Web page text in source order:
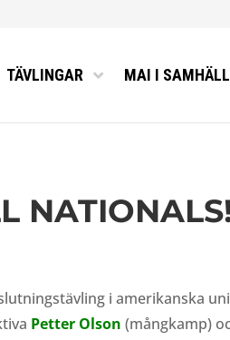
TÄVLINGAR MAI I
i amerikanska
Petter Olson (mångkamp)